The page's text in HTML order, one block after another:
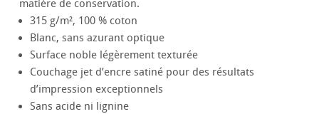
matière de conservation.
315 g/m², 100 % coton
Blanc, sans azurant optique
Surface noble légèrement texturée
Couchage jet d’encre satiné pour des résultats
d’impression exceptionnels
Sans acide ni lignine